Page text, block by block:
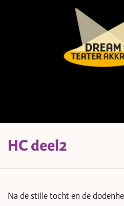
HC deel2
Na de stille tocht en de